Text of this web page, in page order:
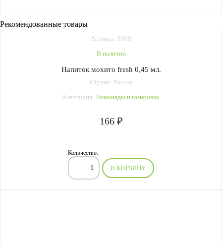
Рекомендованные товары
Артикул: 8369
В наличии
Напиток мохито fresh 0,45 мл.
Страна: Россия
Категория: Лимонады и газировка
166 ₽
Количество:
В КОРЗИНУ